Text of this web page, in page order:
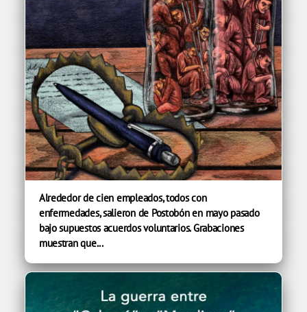
Alrededor de cien empleados, todos con
enfermedades, salieron de Postobón en mayo pasado
bajo supuestos acuerdos voluntarios. Grabaciones
muestran que...